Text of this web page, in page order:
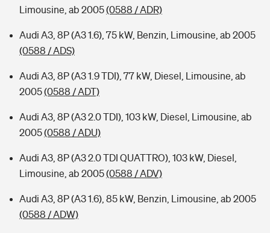
Limousine, ab 2005(0588 / ADR)
Audi A3, 8P (A3 1.6), 75 kW, Benzin, Limousine, ab 2005
(0588 / ADS)
Audi A3, 8P (A3 1.9 TDI), 77 kW, Diesel, Limousine, ab
2005(0588 / ADT)
Audi A3, 8P (A3 2.0 TDI), 103 kW, Diesel, Limousine, ab
2005(0588 / ADU)
Audi A3, 8P (A3 2.0 TDI QUATTRO), 103 kW, Diesel,
Limousine, ab 2005(0588 / ADV)
Audi A3, 8P (A3 1.6), 85 kW, Benzin, Limousine, ab 2005
(0588 / ADW)